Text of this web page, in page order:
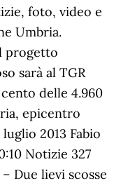
foto, video e
Umbria.
progetto
sarà al TGR
delle 4.960
epicentro
2013 Fabio
Notizie 327
Due lievi scosse